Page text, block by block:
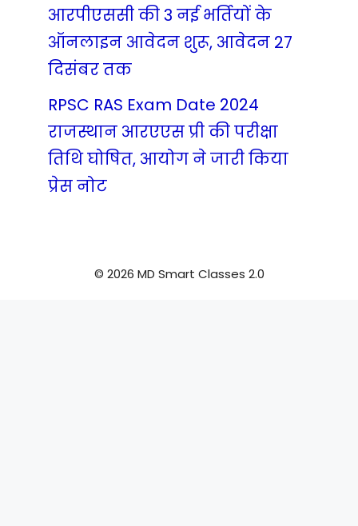
आरपीएससी की 3 नई भर्तियों के
ऑनलाइन आवेदन शुरू, आवेदन 27
दिसंबर तक
RPSC RAS Exam Date 2024
राजस्थान आरएएस प्री की परीक्षा
तिथि घोषित, आयोग ने जारी किया
प्रेस नोट
© 2026 MD Smart Classes 2.0